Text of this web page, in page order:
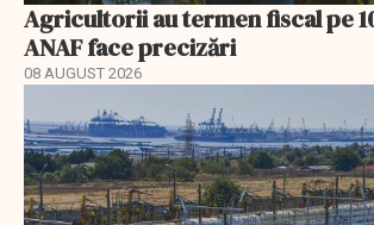
Agricultorii au termen fiscal pe
ANAF face precizări
08 AUGUST 2026